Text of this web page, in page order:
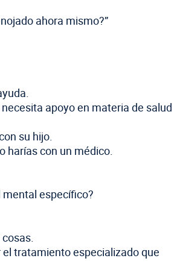
ahora mismo?”
apoyo en materia de salud
su hijo.
harías con un médico.
específico?
tratamiento especializado que